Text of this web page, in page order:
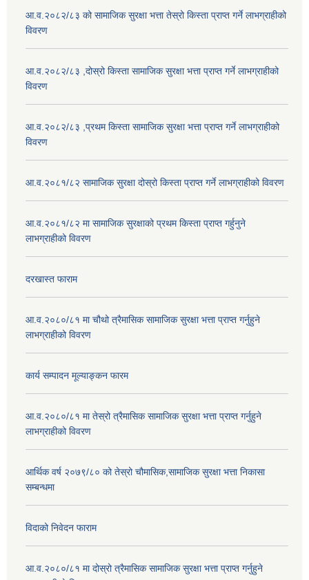
आ.व.२०८२/८३ को सामाजिक सुरक्षा भत्ता तेस्रो किस्ता प्राप्त गर्ने लाभग्राहीको
विवरण
आ.व.२०८२/८३ ,दोस्रो किस्ता सामाजिक सुरक्षा भत्ता प्राप्त गर्ने लाभग्राहीको
विवरण
आ.व.२०८२/८३ ,प्रथम किस्ता सामाजिक सुरक्षा भत्ता प्राप्त गर्ने लाभग्राहीको
विवरण
आ.व.२०८१/८२ सामाजिक सुरक्षा दोस्रो किस्ता प्राप्त गर्ने लाभग्राहीको विवरण
आ.व.२०८१/८२ मा सामाजिक सुरक्षाको प्रथम किस्ता प्राप्त गर्हुनुने
लाभग्राहीको विवरण
दरखास्त फाराम
आ.व.२०८०/८१ मा चौथो त्रैमासिक सामाजिक सुरक्षा भत्ता प्राप्त गर्नुहुने
लाभग्राहीको विवरण
कार्य सम्पादन मूल्याङ्कन फारम
आ.व.२०८०/८१ मा तेस्रो त्रैमासिक सामाजिक सुरक्षा भत्ता प्राप्त गर्नुहुने
लाभग्राहीको विवरण
आर्थिक वर्ष २०७९/८० को तेस्रो चौमासिक,सामाजिक सुरक्षा भत्ता निकासा
सम्बन्धमा
विदाको निवेदन फाराम
आ.व.२०८०/८१ मा दोस्रो त्रैमासिक सामाजिक सुरक्षा भत्ता प्राप्त गर्नुहुने